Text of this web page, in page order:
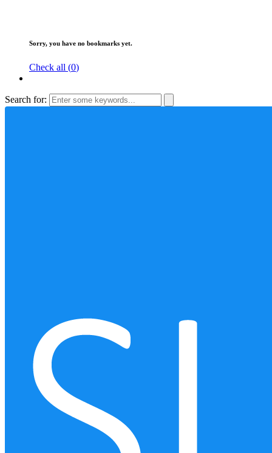
Sorry, you have no bookmarks yet.
Check all (0)
Search for: